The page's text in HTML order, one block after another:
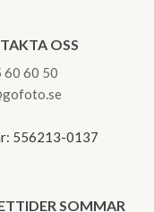
OSS
60 60 50
556213-0137
SOMMAR